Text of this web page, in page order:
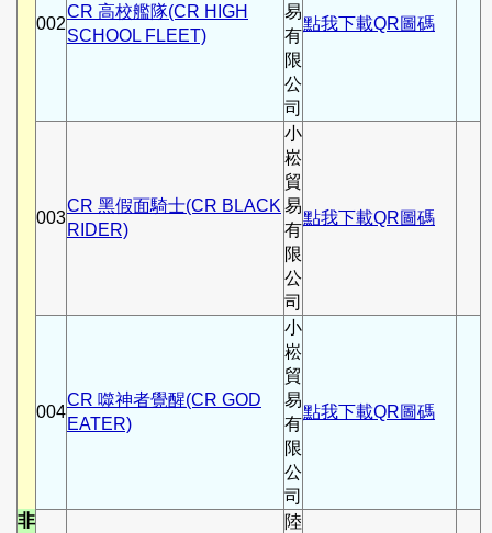
002
CR 高校艦隊(CR HIGH
SCHOOL FLEET)
易
有
限
公
司
點我下載QR圖碼
003
CR 黑假面騎士(CR BLACK
RIDER)
小
崧
貿
易
有
限
公
司
點我下載QR圖碼
004
CR 噬神者覺醒(CR GOD
EATER)
小
崧
貿
易
有
限
公
司
點我下載QR圖碼
非
陸